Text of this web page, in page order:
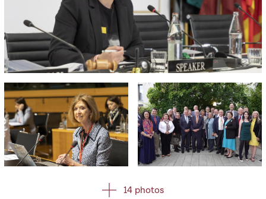
Open image in gallery
Open image in gallery Open image in gallery
14 photos